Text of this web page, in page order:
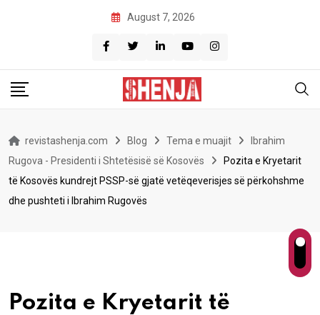
August 7, 2026
revistashenja.com Blog Tema e muajit
Ibrahim
Rugova - Presidenti i Shtetësisë së Kosovës
Pozita e Kryetarit
të Kosovës kundrejt PSSP-së gjatë vetëqeverisjes së përkohshme
dhe pushteti i Ibrahim Rugovës
Pozita e Kryetarit të